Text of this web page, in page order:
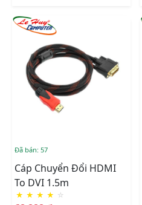
Đã bán: 57
Cáp Chuyển Đổi HDMI
To DVI 1.5m
★ ★ ★ ★ ☆